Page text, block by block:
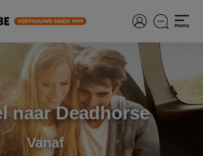
naar Deadhorse
Vanaf